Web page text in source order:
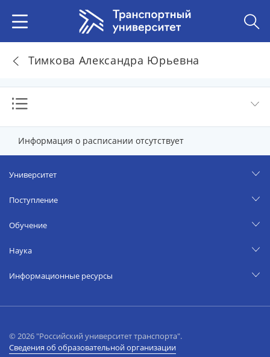
Тимкова Александра Юрьевна
Информация о расписании отсутствует
Университет
Поступление
Обучение
Наука
Информационные ресурсы
© 2026 "Российский университет транспорта".
Сведения об образовательной организации